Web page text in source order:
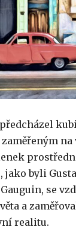
jako byli
se
a
realitu.